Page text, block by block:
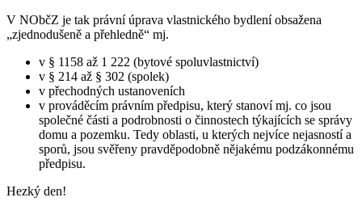
V NObčZ je tak právní úprava vlastnického bydlení obsažena
„zjednodušeně a přehledně“ mj.
v § 1158 až 1 222 (bytové spoluvlastnictví)
v § 214 až § 302 (spolek)
v přechodných ustanoveních
v prováděcím právním předpisu, který stanoví mj. co jsou
společné části a podrobnosti o činnostech týkajících se správy
domu a pozemku. Tedy oblasti, u kterých nejvíce nejasností a
sporů, jsou svěřeny pravděpodobně nějakému podzákonnému
předpisu.
Hezký den!